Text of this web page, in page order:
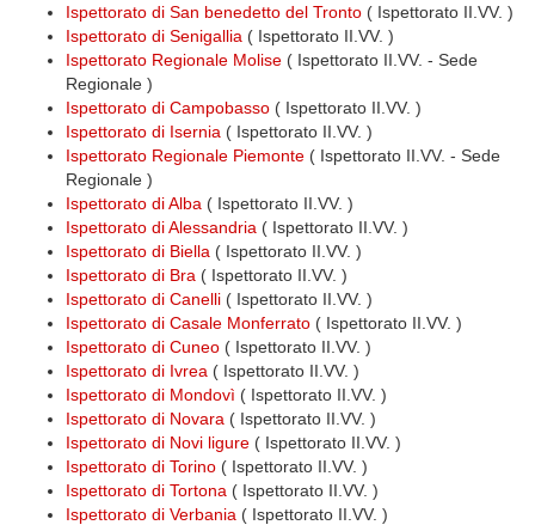
Ispettorato di San benedetto del Tronto ( Ispettorato II.VV. )
Ispettorato di Senigallia ( Ispettorato II.VV. )
Ispettorato Regionale Molise ( Ispettorato II.VV. - Sede
Regionale )
Ispettorato di Campobasso ( Ispettorato II.VV. )
Ispettorato di Isernia ( Ispettorato II.VV. )
Ispettorato Regionale Piemonte ( Ispettorato II.VV. - Sede
Regionale )
Ispettorato di Alba ( Ispettorato II.VV. )
Ispettorato di Alessandria ( Ispettorato II.VV. )
Ispettorato di Biella ( Ispettorato II.VV. )
Ispettorato di Bra ( Ispettorato II.VV. )
Ispettorato di Canelli ( Ispettorato II.VV. )
Ispettorato di Casale Monferrato ( Ispettorato II.VV. )
Ispettorato di Cuneo ( Ispettorato II.VV. )
Ispettorato di Ivrea ( Ispettorato II.VV. )
Ispettorato di Mondovì ( Ispettorato II.VV. )
Ispettorato di Novara ( Ispettorato II.VV. )
Ispettorato di Novi ligure ( Ispettorato II.VV. )
Ispettorato di Torino ( Ispettorato II.VV. )
Ispettorato di Tortona ( Ispettorato II.VV. )
Ispettorato di Verbania ( Ispettorato II.VV. )